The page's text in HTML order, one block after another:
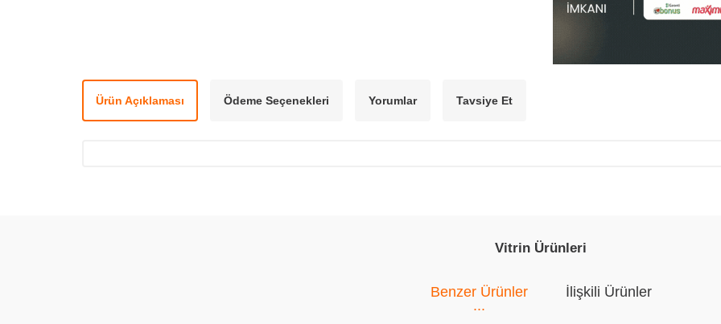
Ürün Açıklaması Ödeme Seçenekleri Yorumlar Tavsiye Et
Vitrin Ürünleri
Benzer Ürünler İlişkili Ürünler